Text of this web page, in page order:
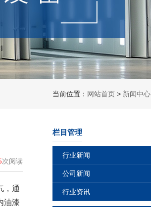
当前位置： 网站首页 > 新闻中心
次阅读
，通
油漆
栏目管理
行业新闻
公司新闻
行业资讯